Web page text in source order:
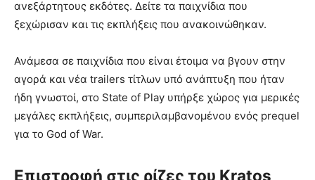
ανεξάρτητους εκδότες. Δείτε τα παιχνίδια που
ξεχώρισαν και τις εκπλήξεις που ανακοινώθηκαν.
Ανάμεσα σε παιχνίδια που είναι έτοιμα να βγουν στην
αγορά και νέα trailers τίτλων υπό ανάπτυξη που ήταν
ήδη γνωστοί, στο State of Play υπήρξε χώρος για μερικές
μεγάλες εκπλήξεις, συμπεριλαμβανομένου ενός prequel
για το God of War.
Επιστροφή στις ρίζες του Kratos